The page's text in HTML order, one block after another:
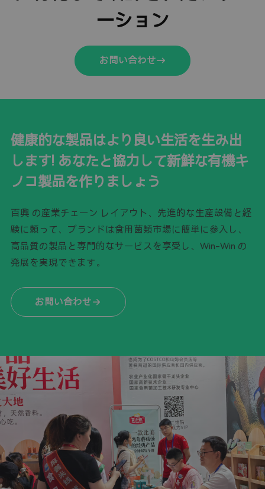
ーション
お問い合わせ
健康的な製品はより良い生活を生み出
します! あなたと協力して新鮮な有機キ
ノコ製品を作りましょう
百興 の産業チェーン レイアウト、先進的な生産設備と経
験に頼って、ブランドは食用菌類市場に簡単に参入し、
高品質の製品と専門的なサービスを享受し、Win-Win の
発展を実現できます。
お問い合わせ